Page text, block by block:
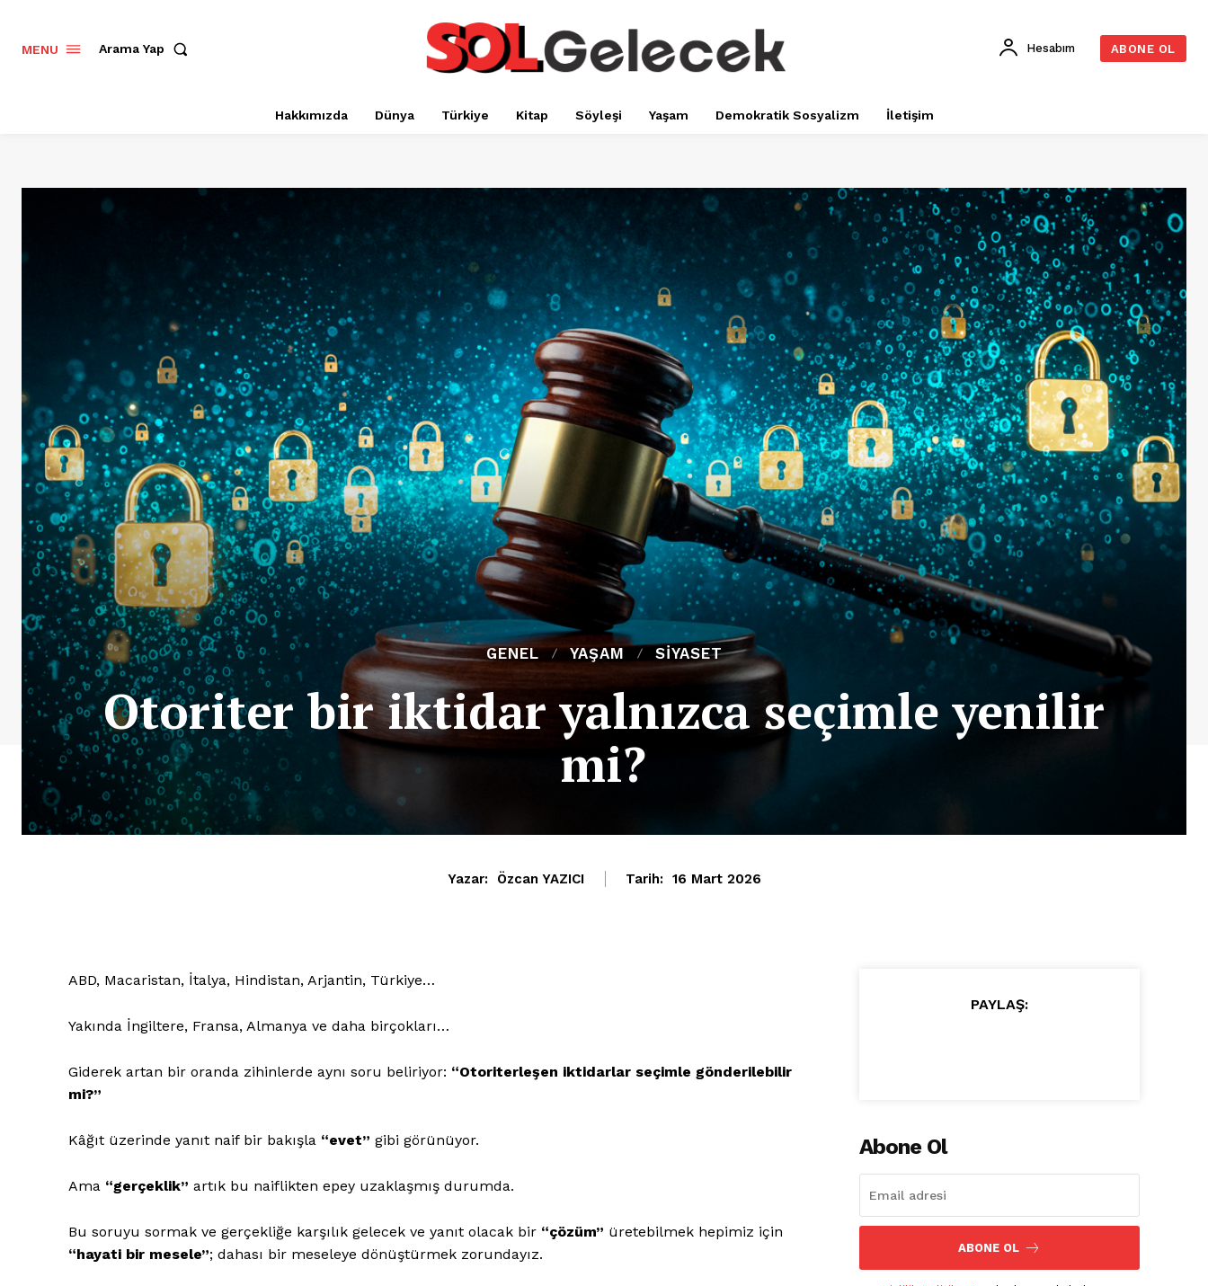
MENU Arama Yap Hesabım ABONE OL
Hakkımızda Dünya Türkiye Kitap Söyleşi Yaşam Demokratik Sosyalizm İletişim
GENEL YAŞAM SIYASET
Otoriter bir iktidar yalnızca seçimle yenilir
mi?
Yazar: Özcan YAZICI Tarih: 16 Mart 2026
ABD, Macaristan, İtalya, Hindistan, Arjantin, Türkiye…
Yakında İngiltere, Fransa, Almanya ve daha birçokları…
Giderek artan bir oranda zihinlerde aynı soru beliriyor: “Otoriterleşen iktidarlar seçimle gönderilebilir
mi?”
Kâğıt üzerinde yanıt naif bir bakışla “evet” gibi görünüyor.
Ama “gerçeklik” artık bu naiflikten epey uzaklaşmış durumda.
Bu soruyu sormak ve gerçekliğe karşılık gelecek ve yanıt olacak bir “çözüm” üretebilmek hepimiz için
“hayati bir mesele”; dahası bir meseleye dönüştürmek zorundayız.
PAYLAŞ:
Abone Ol
ABONE OL